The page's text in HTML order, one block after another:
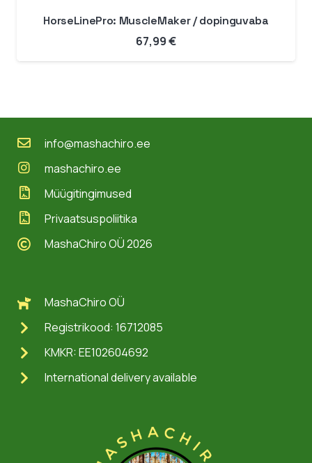
HorseLinePro: MuscleMaker / dopinguvaba
67,99€
MashaChiro OÜ
Registrikood: 16712085
KMKR: EE102604692
International delivery available
info@mashachiro.ee
mashachiro.ee
Müügitingimused
Privaatsuspoliitika
MashaChiro OÜ 2026